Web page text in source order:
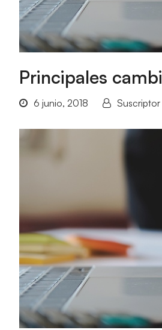
Principales
6 junio, 2018 Suscriptor